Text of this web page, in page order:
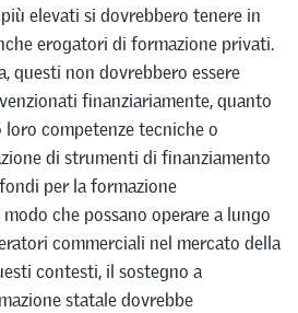
elevati si dovrebbero tenere in
erogatori di formazione privati.
questi non dovrebbero essere
finanziariamente, quanto
competenze tecniche o
di strumenti di finanziamento
per la formazione
che possano operare a lungo
commerciali nel mercato della
contesti, il sostegno a
statale dovrebbe